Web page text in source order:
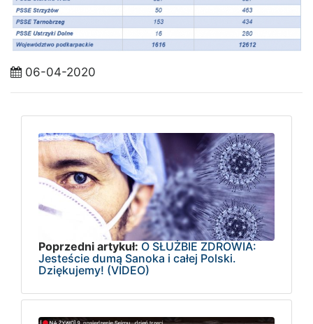
06-04-2020
Poprzedni artykuł: O SŁUŻBIE ZDROWIA:
Jesteście dumą Sanoka i całej Polski.
Dziękujemy! (VIDEO)